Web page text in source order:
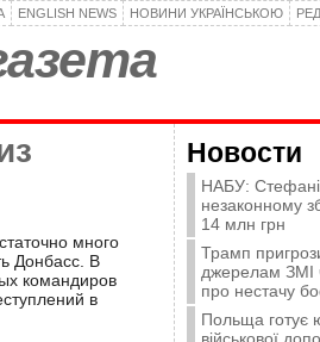
ENGLISH NEWS НОВИНИ УКРАЇНСЬКОЮ
много
Донбасс. В
командиров
в
Новости
НАБУ:
незаконному
14 млн грн
Трамп
джерелам ЗМІ
про нестачу
Польща готує